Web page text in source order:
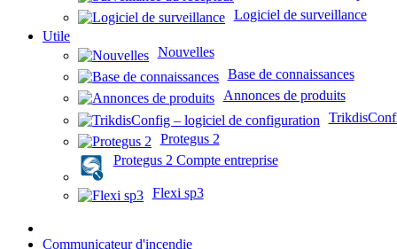
Logiciel de surveillance
Utile
Nouvelles
Base de connaissances
Annonces de produits
Protegus 2
Protegus 2 Compte entreprise
Flexi sp3
Communicateur d'incendie